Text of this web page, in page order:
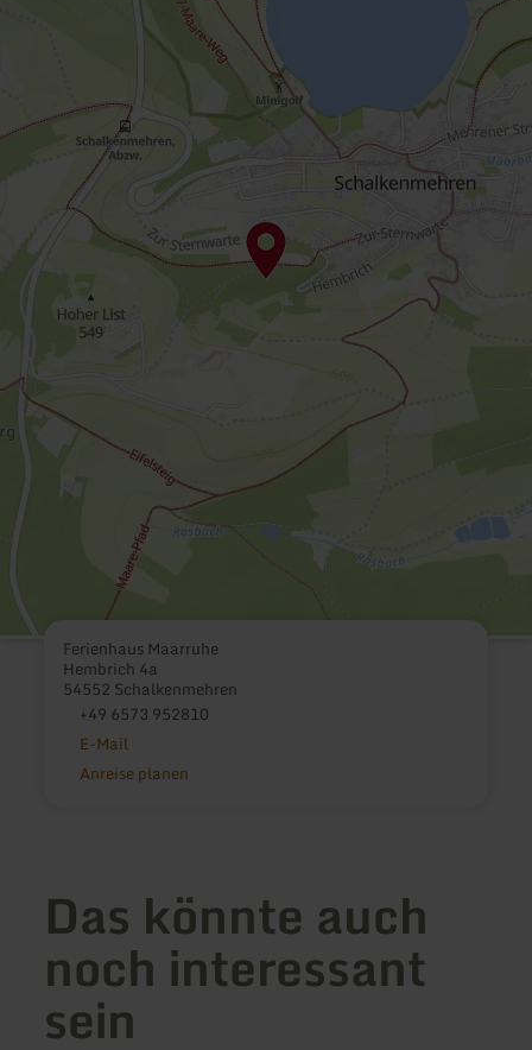
Ferienhaus Maarruhe
Hembrich 4a
54552 Schalkenmehren
+49 6573 952810
E-Mail
Anreise planen
Das könnte auch
noch interessant
sein